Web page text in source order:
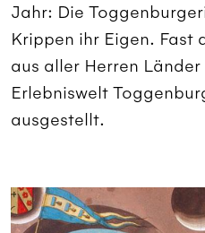
Jahr: Die
Krippen ihr Eigen. Fast
aus aller Herren
Erlebniswelt
ausgestellt.